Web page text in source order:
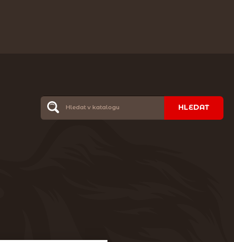
HLEDAT